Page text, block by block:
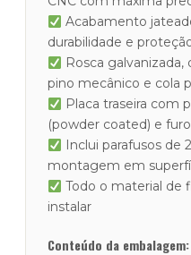
Acabamento
durabilidade e
Rosca
pino mecânico e cola
Placa traseira com
(powder coated) e
Inclui parafusos de
montagem em
Todo o material de
instalar
Conteúdo da embalagem: